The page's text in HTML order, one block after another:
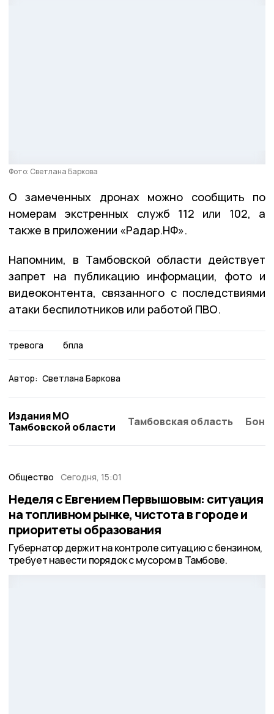
Фото: Светлана Баркова
О замеченных дронах можно сообщить по
номерам экстренных служб 112 или 102, а
также в приложении «Радар.НФ».
Напомним, в Тамбовской области действует
запрет на публикацию информации, фото и
видеоконтента, связанного с последствиями
атаки беспилотников или работой ПВО.
тревога бпла
Автор: Светлана Баркова
Издания МО
Тамбовской области
Тамбовская область
Общество Сегодня, 15:01
Неделя с Евгением Первышовым: ситуация
на топливном рынке, чистота в городе и
приоритеты образования
Губернатор держит на контроле ситуацию с бензином,
требует навести порядок с мусором в Тамбове.